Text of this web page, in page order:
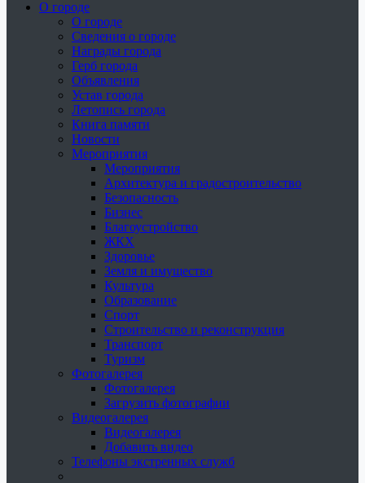
О городе
О городе
Сведения о городе
Награды города
Герб города
Объявления
Устав города
Летопись города
Книга памяти
Новости
Мероприятия
Мероприятия
Архитектура и градостроительство
Безопасность
Бизнес
Благоустройство
ЖКХ
Здоровье
Земля и имущество
Культура
Образование
Спорт
Строительство и реконструкция
Транспорт
Туризм
Фотогалерея
Фотогалерея
Загрузить фотографии
Видеогалерея
Видеогалерея
Добавить видео
Телефоны экстренных служб